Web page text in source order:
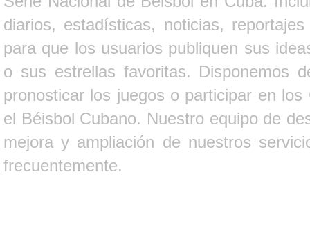
diarios, estadísticas, noticias,
para que los usuarios publiquen sus
o sus estrellas favoritas. Disponemos
pronosticar los juegos o participar en
el Béisbol Cubano. Nuestro equipo de
mejora y ampliación de nuestros
frecuentemente.